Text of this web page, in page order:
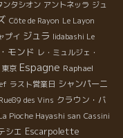
ンタシオン アントネッラ ジュ
Côte de Rayon Le Layon
プイ ジュラ Iidabashi Le
モンド レ・ミュルジェ・
京 Espagne Raphael
ラスト営業日 シャンパーニ
des Vins クラウン・バ
Pioche Hayashi san Cassini
シエ Escarpolette